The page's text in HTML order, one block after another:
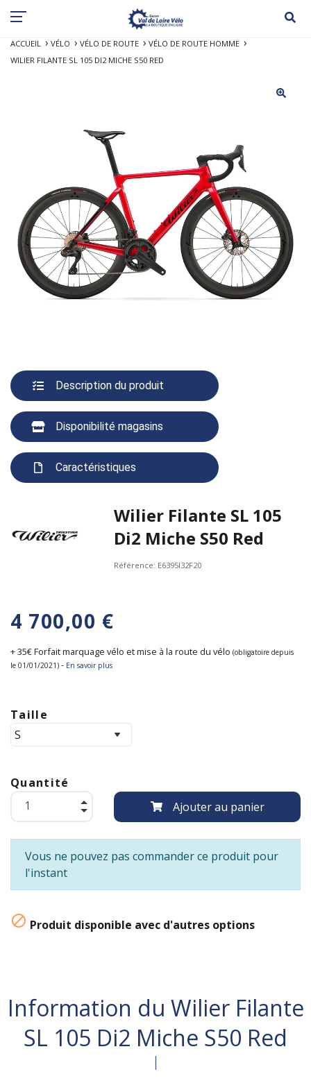
ACCUEIL VÉLO VÉLO DE ROUTE
VÉLO DE ROUTE HOMME
WILIER FILANTE SL 105 DI2 MICHE S50 RED
Description du produit
Disponibilité magasins
Caractéristiques
Wilier Filante SL 105
Di2 Miche S50 Red
Référence: E6395I32F20
4 700,00 €
+ 35€ Forfait marquage vélo et mise à la route du vélo (obligatoire depuis
le 01/01/2021) - En savoir plus
Taille
Quantité
Ajouter au panier
Vous ne pouvez pas commander ce produit pour
l'instant
 Produit disponible avec d'autres options
Information du Wilier Filante
SL 105 Di2 Miche S50 Red